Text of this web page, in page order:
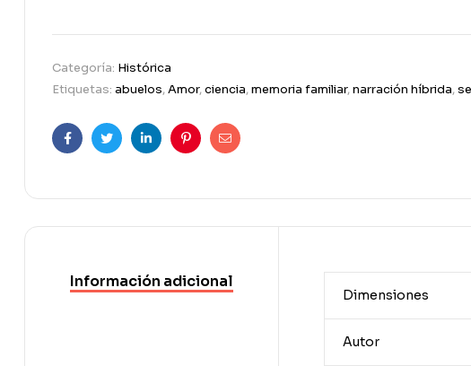
Categoría: Histórica
Etiquetas: abuelos,Amor,ciencia,memoria familiar,narración híbrida,
FacebookTwitterLinkedinPinterestCorreo
Información adicional
Dimensiones
Autor